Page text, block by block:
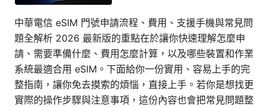
中華電信 eSIM 門號申請流程、費用、支援手機與常見問
題全解析 2026 最新版的重點在於讓你快速理解怎麼申
請、需要準備什麼、費用怎麼計算，以及哪些裝置和作業
系統最適合用 eSIM。下面給你一份實用、容易上手的完
整指南，讓你免去摸索的煩惱，直接上手。若你是想找更
實際的操作步驟與注意事項，這份內容也會把常見問題整